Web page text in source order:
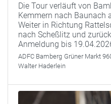
Die Tour verläuft von
Kemmern nach Baunach
Weiter in Richtung
nach Scheßlitz und
Anmeldung bis
ADFC Bamberg Grüner Markt
Walter Haderlein